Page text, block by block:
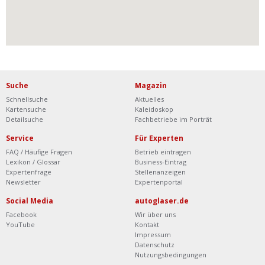
Suche
Schnellsuche
Kartensuche
Detailsuche
Magazin
Aktuelles
Kaleidoskop
Fachbetriebe im Porträt
Service
FAQ / Häufige Fragen
Lexikon / Glossar
Expertenfrage
Newsletter
Für Experten
Betrieb eintragen
Business-Eintrag
Stellenanzeigen
Expertenportal
Social Media
Facebook
YouTube
autoglaser.de
Wir über uns
Kontakt
Impressum
Datenschutz
Nutzungsbedingungen